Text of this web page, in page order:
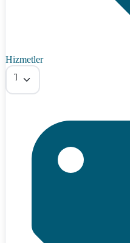
Hizmetler
Tümü